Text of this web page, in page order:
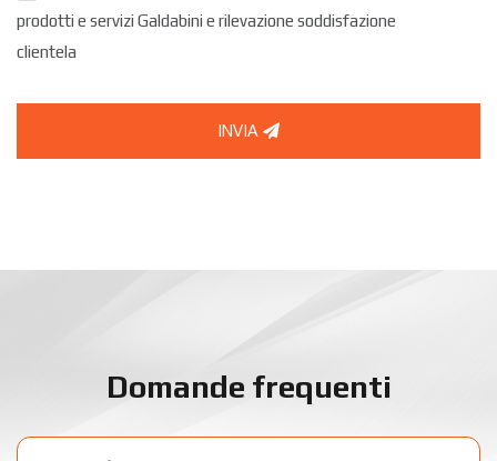
prodotti e servizi Galdabini e rilevazione soddisfazione
clientela
INVIA
Domande frequenti